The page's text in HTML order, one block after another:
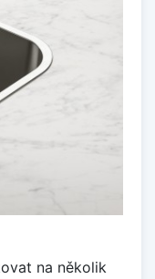
na několik